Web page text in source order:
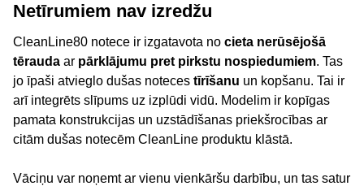
Netīrumiem nav izredžu
CleanLine80 notece ir izgatavota no cieta nerūsējošā
tērauda ar pārklājumu pret pirkstu nospiedumiem. Tas
jo īpaši atvieglo dušas noteces tīrīšanu un kopšanu. Tai ir
arī integrēts slīpums uz izplūdi vidū. Modelim ir kopīgas
pamata konstrukcijas un uzstādīšanas priekšrocības ar
citām dušas notecēm CleanLine produktu klāstā.
Vāciņu var noņemt ar vienu vienkāršu darbību, un tas satur